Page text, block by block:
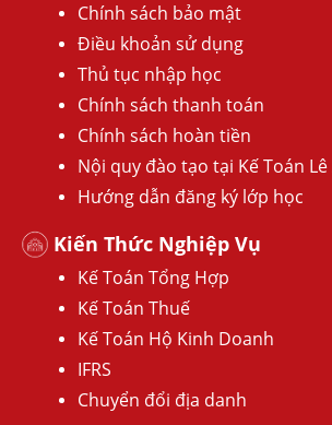
Chính sách bảo mật
Điều khoản sử dụng
Thủ tục nhập học
Chính sách thanh toán
Chính sách hoàn tiền
Nội quy đào tạo tại Kế Toán Lê
Hướng dẫn đăng ký lớp học
Kiến Thức Nghiệp Vụ
Kế Toán Tổng Hợp
Kế Toán Thuế
Kế Toán Hộ Kinh Doanh
IFRS
Chuyển đổi địa danh